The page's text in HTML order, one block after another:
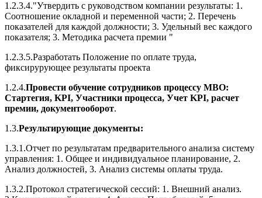
1.2.3.4."Утвердить с руководством компании результаты: 1.
Соотношение окладной и переменной части; 2. Перечень
показателей для каждой должности; 3. Удельный вес каждого
показателя; 3. Методика расчета премии "
1.2.3.5.Разработать Положение по оплате труда,
фиксирурующее результаты проекта
1.2.4.Провести обучение сотрудников процессу МВО:
Стартегия, KPI, Участники процесса, Учет KPI, расчет
премии, документооборот.
1.3.Результирующие документы:
1.3.1.Отчет по результатам предварительного анализа систему
управления: 1. Общее и индивидуальное планирование, 2.
Анализ должностей, 3. Анализ системы оплаты труда.
1.3.2.Протокол стратегической сессий: 1. Внешний анализ.